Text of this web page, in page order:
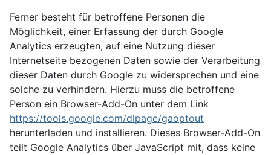
Ferner besteht für betroffene Personen die
Möglichkeit, einer Erfassung der durch Google
Analytics erzeugten, auf eine Nutzung dieser
Internetseite bezogenen Daten sowie der Verarbeitung
dieser Daten durch Google zu widersprechen und eine
solche zu verhindern. Hierzu muss die betroffene
Person ein Browser-Add-On unter dem Link
https://tools.google.com/dlpage/gaoptout
herunterladen und installieren. Dieses Browser-Add-On
teilt Google Analytics über JavaScript mit, dass keine